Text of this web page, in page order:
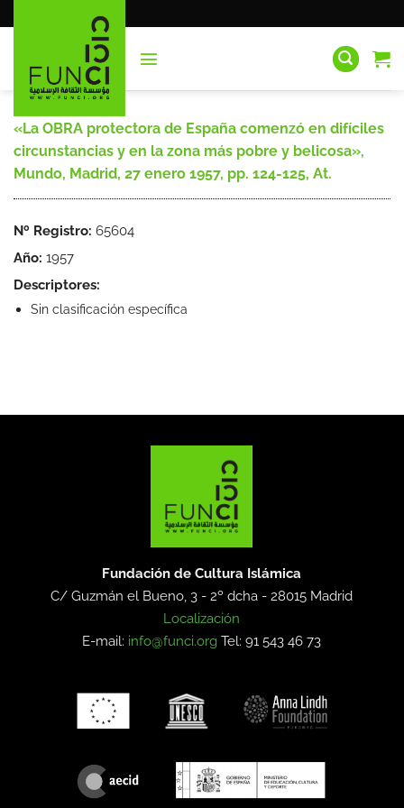
al
«La OBRA protectora de España comenzó en difíciles
circunstancias y en la zona más pobre y belicosa»,
Mundo, Madrid, 27 enero 1957, pp. 124-125, At.
Nº Registro: 65604
Año: 1957
Descriptores:
Sin clasificación específica
Fundación de Cultura Islámica
C/ Guzmán el Bueno, 3 - 2º dcha -28015 Madrid
Localización
E-mail: info@funci.org Tel: 91 543 46 73